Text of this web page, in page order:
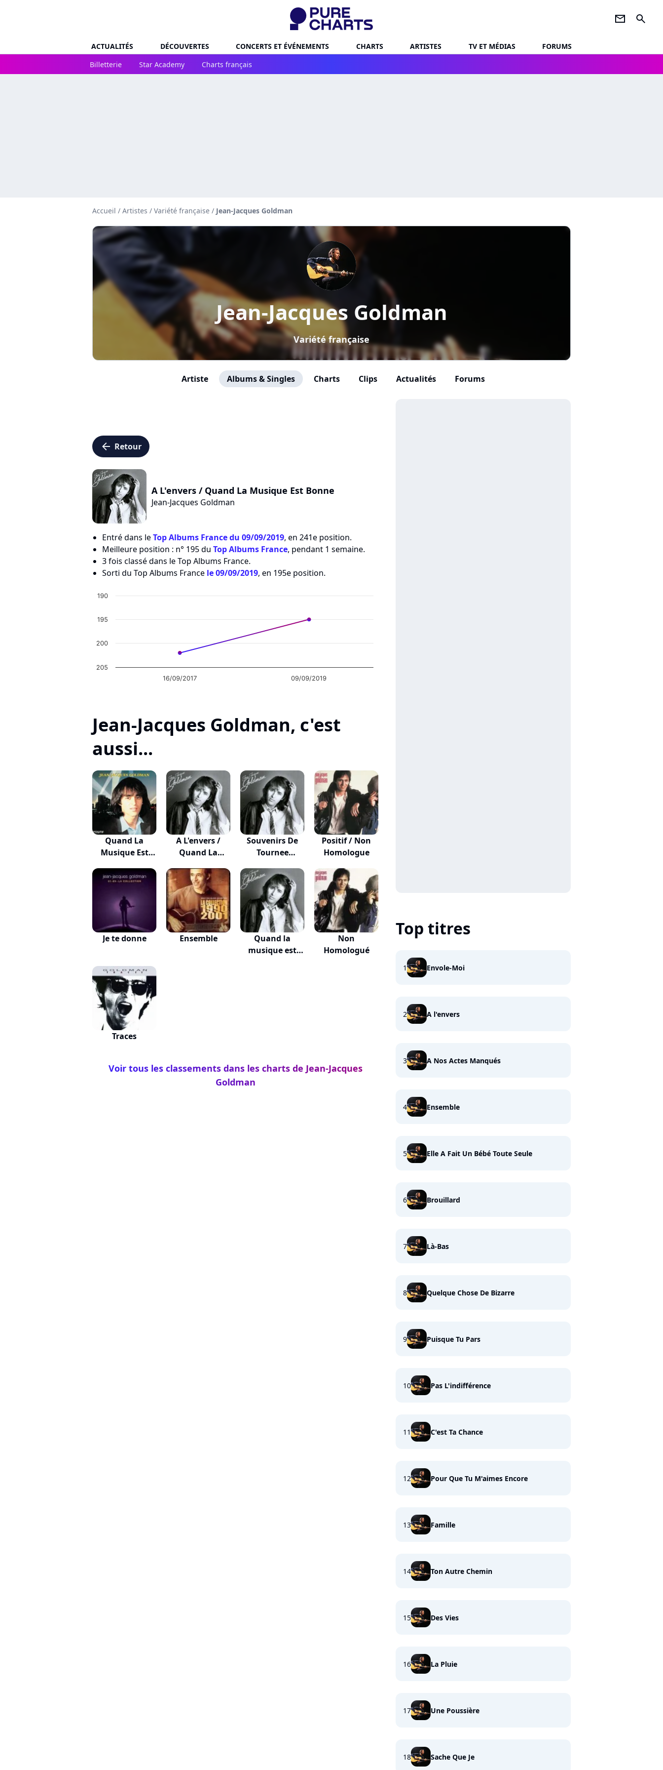
newsletter search
ACTUALITÉS DÉCOUVERTES CONCERTS ET ÉVÉNEMENTS CHARTS ARTISTES TV ET MÉDIAS
FORUMS
Billetterie
Star Academy Charts français
Accueil / Artistes / Variété française / Jean-Jacques Goldman
Jean-Jacques Goldman
Variété française
Artiste Albums & Singles Charts Clips Actualités Forums
arrow_left Retour
A L'envers / Quand La Musique Est Bonne
Jean-Jacques Goldman
Entré dans leTop Albums France du 09/09/2019, en 241e position.
Meilleure position : n° 195 du Top Albums France, pendant 1 semaine.
3 fois classé dans le Top Albums France.
Sorti du Top Albums France le 09/09/2019, en 195e position.
16/09/2017 09/09/2019
190
195
200
205
Highcharts.com
Jean-Jacques Goldman, c'est
aussi...
Quand La
Musique Est
A L'envers /
Quand La
Souvenirs De
Tournee
Positif / Non
Homologue
Je te donne Ensemble
Quand la
musique est
Non
Homologué
Traces
Voir tous les classements dans les charts de Jean-Jacques
Goldman
Top titres
1 Envole-Moi
2 A l'envers
3 A Nos Actes Manqués
4 Ensemble
5 Elle A Fait Un Bébé Toute Seule
6 Brouillard
7 Là-Bas
8 Quelque Chose De Bizarre
9 Puisque Tu Pars
10 Pas L'indifférence
11 C'est Ta Chance
12 Pour Que Tu M'aimes Encore
13 Famille
14 Ton Autre Chemin
15 Des Vies
16 La Pluie
17 Une Poussière
18 Sache Que Je